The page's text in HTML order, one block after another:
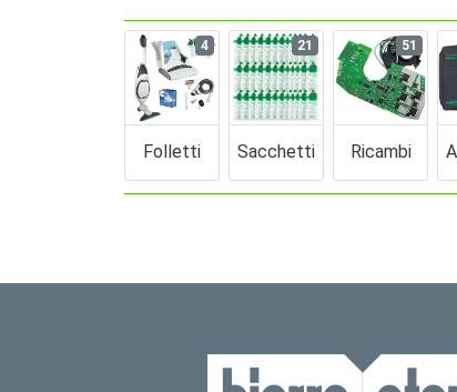
Folletti
4
Sacchetti
21
Ricambi
51